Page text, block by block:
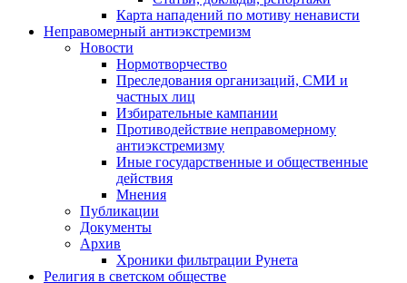
Карта нападений по мотиву ненависти
Неправомерный антиэкстремизм
Новости
Нормотворчество
Преследования организаций, СМИ и
частных лиц
Избирательные кампании
Противодействие неправомерному
антиэкстремизму
Иные государственные и общественные
действия
Мнения
Публикации
Документы
Архив
Хроники фильтрации Рунета
Религия в светском обществе